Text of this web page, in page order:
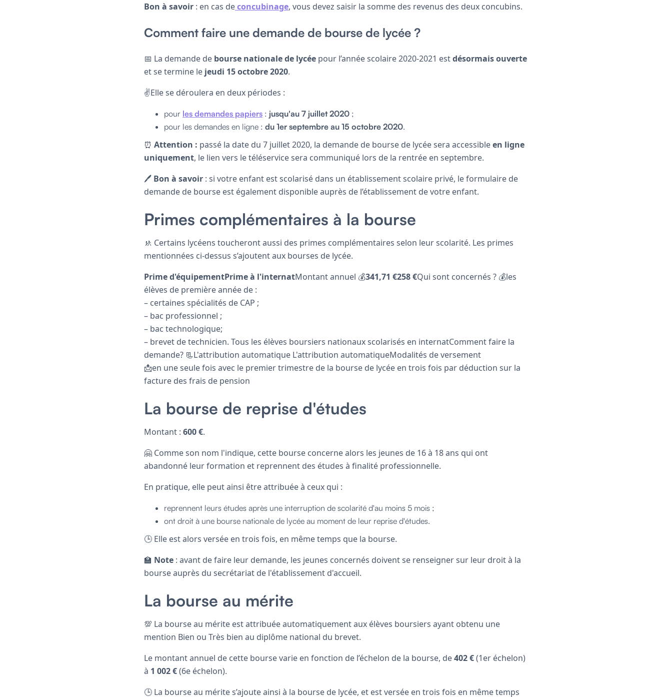
Bon à savoir : en cas deconcubinage, vous devez saisir la somme des revenus des deux concubins.
Comment faire une demande de bourse de lycée ?
📅 La demande de bourse nationale de lycée pour l’année scolaire 2020-2021 estdésormais ouverte
et se termine le jeudi 15 octobre 2020.
✌️Elle se déroulera en deux périodes :
pour les demandes papiers : jusqu'au 7 juillet 2020 ;
pour les demandes en ligne : du 1er septembre au 15 octobre 2020.
⏰ Attention : passé la date du 7 juillet 2020, la demande de bourse de lycée sera accessibleen ligne
uniquement, le lien vers le téléservice sera communiqué lors de la rentrée en septembre.
🖊️ Bon à savoir : si votre enfant est scolarisé dans un établissement scolaire privé, le formulaire de
demande de bourse est également disponible auprès de l’établissement de votre enfant.
Primes complémentaires à la bourse
🚸 Certains lycéens toucheront aussi des primes complémentaires selon leur scolarité. Les primes
mentionnées ci-dessus s’ajoutent aux bourses de lycée.
Prime d'équipementPrime à l'internatMontant annuel 💰341,71 €258 €Qui sont concernés ? 💰les
élèves de première année de :
– certaines spécialités de CAP ;
– bac professionnel ;
– bac technologique;
– brevet de technicien. Tous les élèves boursiers nationaux scolarisés en internatComment faire la
demande? 📃L'attribution automatique L'attribution automatiqueModalités de versement
📩en une seule fois avec le premier trimestre de la bourse de lycée en trois fois par déduction sur la
facture des frais de pension
La bourse de reprise d'études
Montant : 600 €.
🤗 Comme son nom l'indique, cette bourse concerne alors les jeunes de 16 à 18 ans qui ont
abandonné leur formation et reprennent des études à finalité professionnelle.
En pratique, elle peut ainsi être attribuée à ceux qui :
reprennent leurs études après une interruption de scolarité d'au moins 5 mois ;
ont droit à une bourse nationale de lycée au moment de leur reprise d'études.
🕒 Elle est alors versée en trois fois, en même temps que la bourse.
🏫 Note : avant de faire leur demande, les jeunes concernés doivent se renseigner sur leur droit à la
bourse auprès du secrétariat de l'établissement d'accueil.
La bourse au mérite
💯 La bourse au mérite est attribuée automatiquement aux élèves boursiers ayant obtenu une
mention Bien ou Très bien au diplôme national du brevet.
Le montant annuel de cette bourse varie en fonction de l’échelon de la bourse, de402€(1er échelon)
à 1 002 €(6e échelon).
🕒 La bourse au mérite s’ajoute ainsi à la bourse de lycée, et est versée en trois fois en même temps